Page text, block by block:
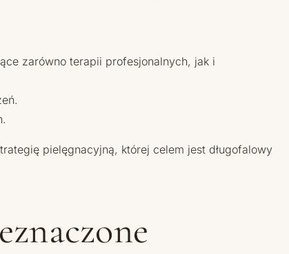
zarówno terapii profesjonalnych, jak i
pielęgnacyjną, której celem jest długofalowy